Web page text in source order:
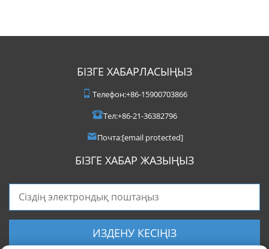
БІЗГЕ ХАБАРЛАСЫҢЫЗ
Телефон:+86-15900703866
Тел:+86-21-36382796
Почта:[email protected]
БІЗГЕ ХАБАР ЖАЗЫҢЫЗ
ИЗДЕНУ КЕСІҢІЗ